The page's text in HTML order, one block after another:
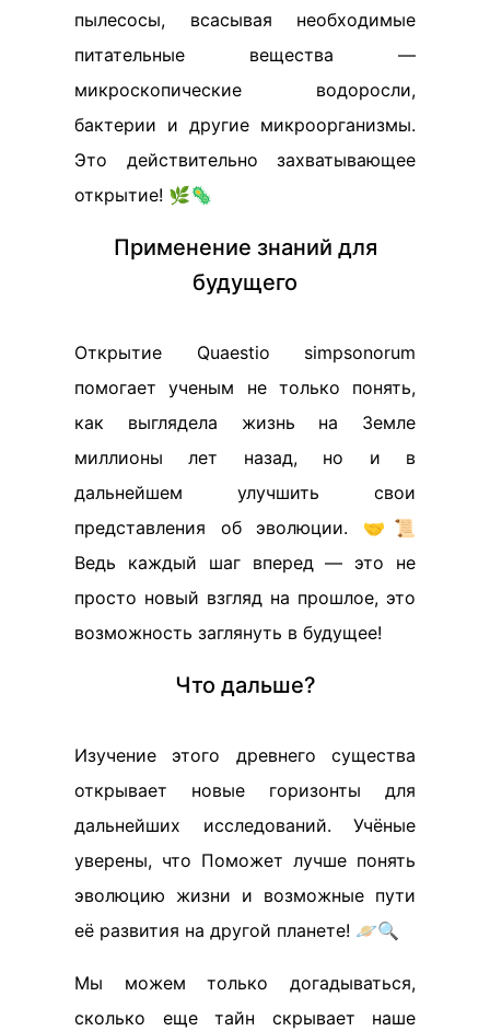
пылесосы, всасывая необходимые
питательные вещества —
микроскопические водоросли,
бактерии и другие микроорганизмы.
Это действительно захватывающее
открытие! 🌿🦠
Применение знаний для
будущего
Открытие Quaestio simpsonorum
помогает ученым не только понять,
как выглядела жизнь на Земле
миллионы лет назад, но и в
дальнейшем улучшить свои
представления об эволюции. 🤝📜
Ведь каждый шаг вперед — это не
просто новый взгляд на прошлое, это
возможность заглянуть в будущее!
Что дальше?
Изучение этого древнего существа
открывает новые горизонты для
дальнейших исследований. Учёные
уверены, что Поможет лучше понять
эволюцию жизни и возможные пути
её развития на другой планете! 🪐🔍
Мы можем только догадываться,
сколько еще тайн скрывает наше